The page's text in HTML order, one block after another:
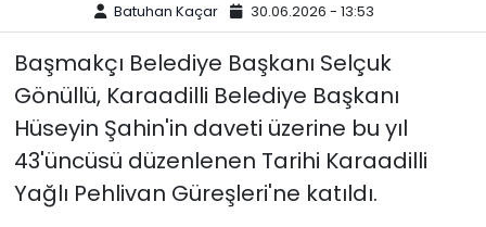
Batuhan Kaçar 30.06.2026 - 13:53
Başmakçı Belediye Başkanı Selçuk
Gönüllü, Karaadilli Belediye Başkanı
Hüseyin Şahin'in daveti üzerine bu yıl
43'üncüsü düzenlenen Tarihi Karaadilli
Yağlı Pehlivan Güreşleri'ne katıldı.